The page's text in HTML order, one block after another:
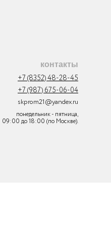
контакты
+7 (8352) 48-28-45
+7 (987) 675-06-04
skprom21@yandex.ru
понедельник - пятница,
09:00 до 18:00 (по Москве).